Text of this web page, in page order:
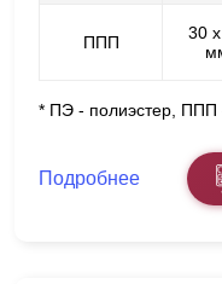
ППП
30
* ПЭ - полиэстер, ППП
Подробнее